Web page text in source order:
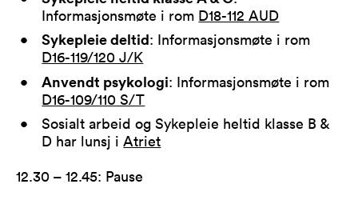
Informasjonsmøte i rom D18-112 AUD
Sykepleie deltid: Informasjonsmøte i rom
D16-119/120 J/K
Anvendt psykologi: Informasjonsmøte i rom
D16-109/110 S/T
Sosialt arbeid og Sykepleie heltid klasse B &
D har lunsj iAtriet
12.30 – 12.45: Pause